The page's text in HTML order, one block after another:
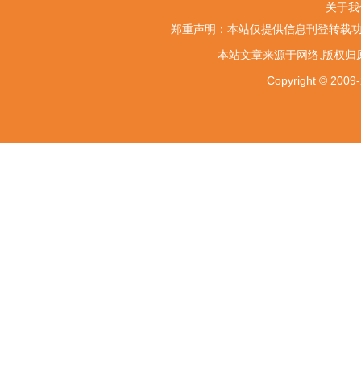
关于
郑重声明：本站仅提供信息刊登转载
本站文章来源于网络,版权
Copyright ©